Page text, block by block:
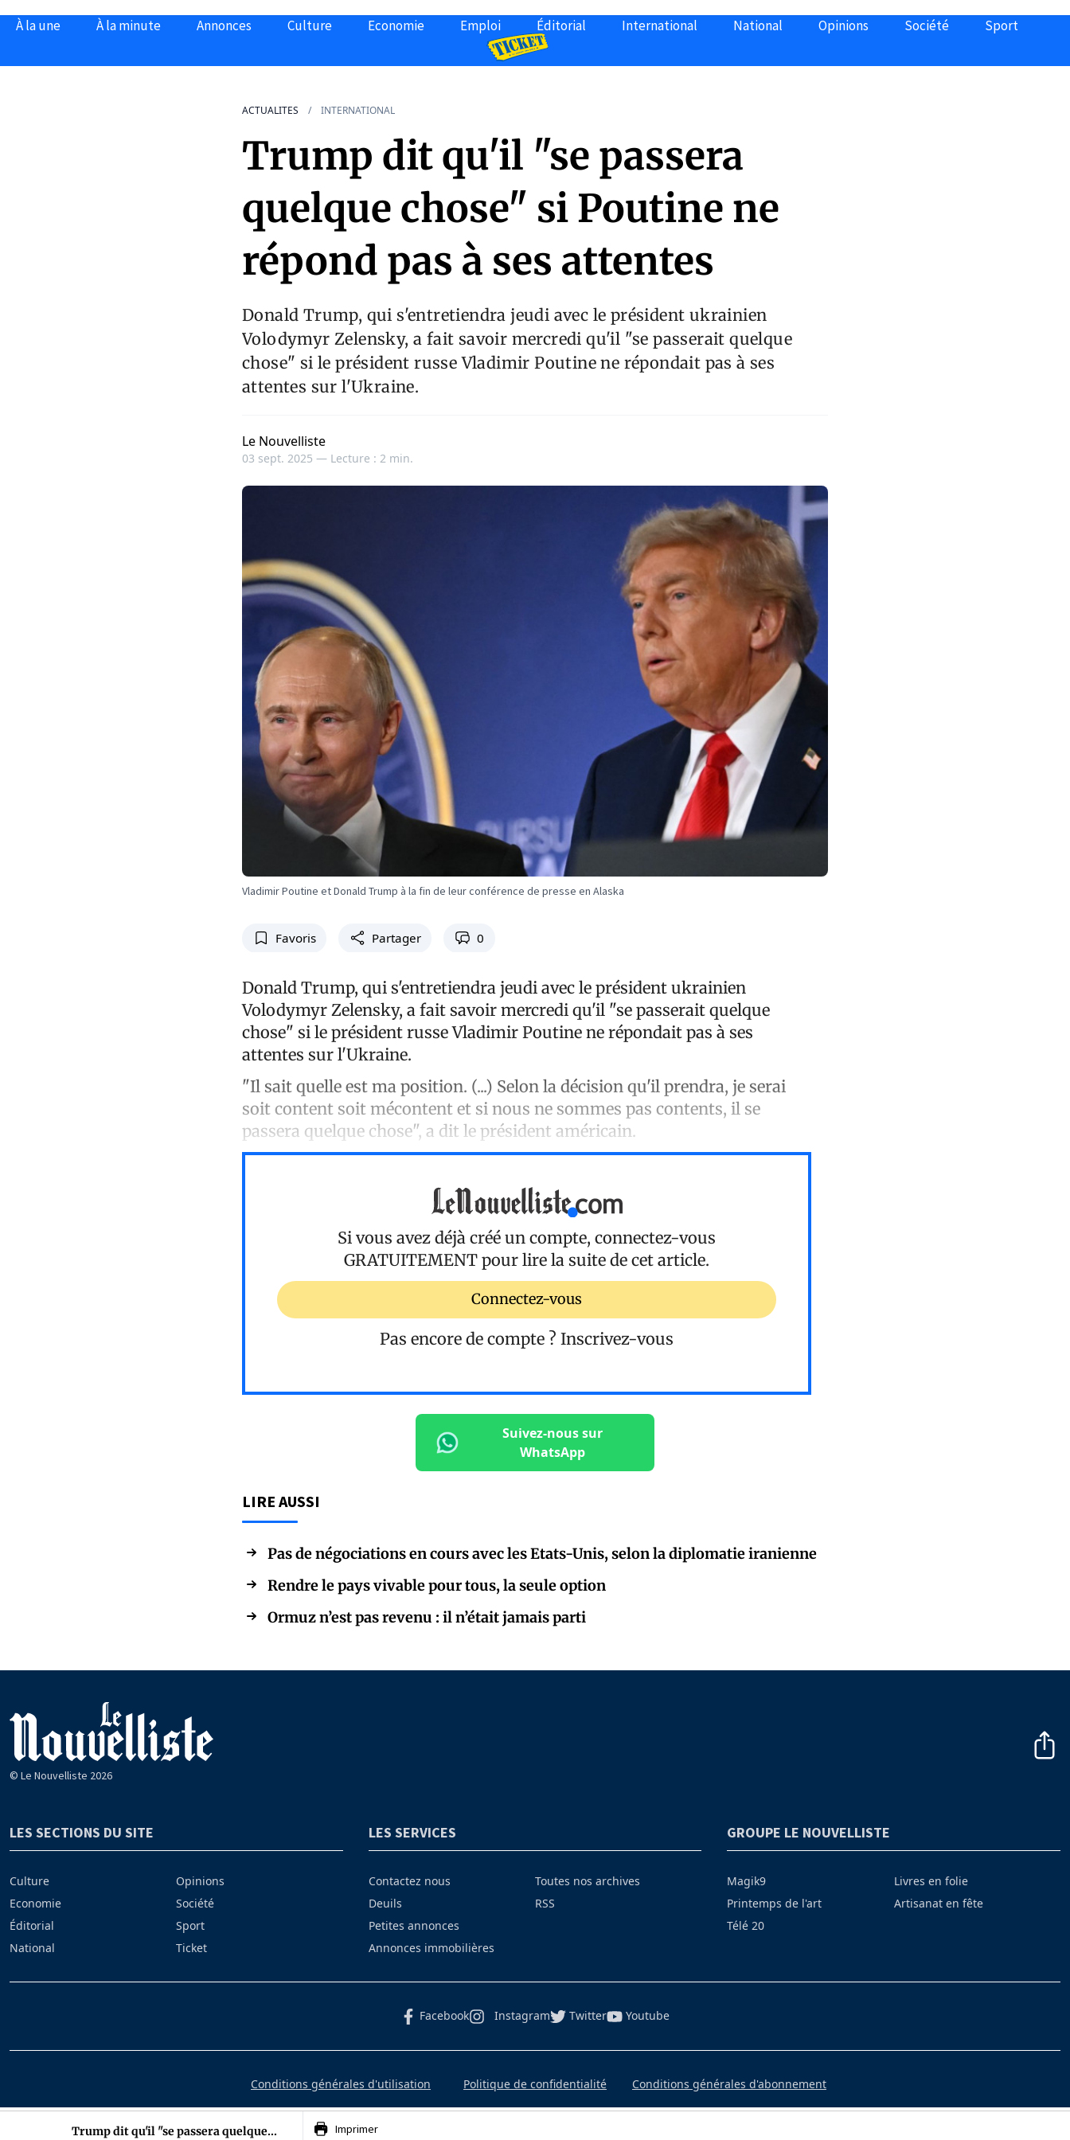
À la une À la minute Annonces Culture Economie Emploi Éditorial International National Opinions Société Sport
ACTUALITES INTERNATIONAL
Trump dit qu'il "se passera
quelque chose" si Poutine ne
répond pas à ses attentes
Donald Trump, qui s'entretiendra jeudi avec le président ukrainien
Volodymyr Zelensky, a fait savoir mercredi qu'il "se passerait quelque
chose" si le président russe Vladimir Poutine ne répondait pas à ses
attentes sur l'Ukraine.
Le Nouvelliste
03 sept. 2025 — Lecture : 2 min.
Vladimir Poutine et Donald Trump à la fin de leur conférence de presse en Alaska
Favoris Partager 0
Donald Trump, qui s'entretiendra jeudi avec le président ukrainien
Volodymyr Zelensky, a fait savoir mercredi qu'il "se passerait quelque
chose" si le président russe Vladimir Poutine ne répondait pas à ses
attentes sur l'Ukraine.
"Il sait quelle est ma position. (...) Selon la décision qu'il prendra, je serai
soit content soit mécontent et si nous ne sommes pas contents, il se
passera quelque chose", a dit le président américain.
Si vous avez déjà créé un compte, connectez-vous
GRATUITEMENT pour lire la suite de cet article.
Connectez-vous
Pas encore de compte ? Inscrivez-vous
Suivez-nous sur
WhatsApp
LIRE AUSSI
Pas de négociations en cours avec les Etats-Unis, selon la diplomatie iranienne
Rendre le pays vivable pour tous, la seule option
Ormuz n’est pas revenu : il n’était jamais parti
Trump dit qu'il "se passera quelque... Imprimer
© Le Nouvelliste 2026
LES SECTIONS DU SITE
Culture
Economie
Éditorial
National
Opinions
Société
Sport
Ticket
LES SERVICES
Contactez nous
Deuils
Petites annonces
Annonces immobilières
Toutes nos archives
RSS
GROUPE LE NOUVELLISTE
Magik9
Printemps de l'art
Télé 20
Livres en folie
Artisanat en fête
Facebook Instagram Twitter Youtube
Conditions générales d'utilisation Politique de confidentialité Conditions générales d'abonnement